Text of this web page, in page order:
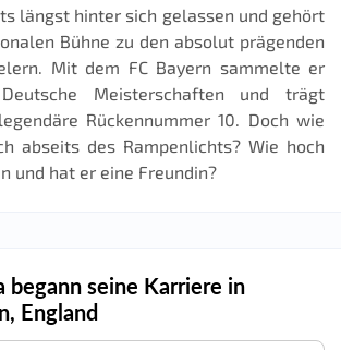
längst hinter sich gelassen und gehört
Bühne zu den absolut prägenden
Mit dem FC Bayern sammelte er
Meisterschaften und trägt
Rückennummer 10. Doch wie
abseits des Rampenlichts? Wie hoch
und hat er eine Freundin?
begann seine Karriere in
England